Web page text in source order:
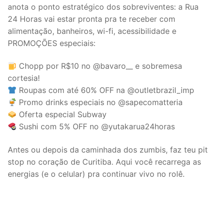
anota o ponto estratégico dos sobreviventes: a Rua
24 Horas vai estar pronta pra te receber com
alimentação, banheiros, wi-fi, acessibilidade e
PROMOÇÕES especiais:
Chopp por R$10 no @bavaro__ e sobremesa
cortesia!
Roupas com até 60% OFF na @outletbrazil_imp
Promo drinks especiais no @sapecomatteria
Oferta especial Subway
Sushi com 5% OFF no @yutakarua24horas
Antes ou depois da caminhada dos zumbis, faz teu pit
stop no coração de Curitiba. Aqui você recarrega as
energias (e o celular) pra continuar vivo no rolê.